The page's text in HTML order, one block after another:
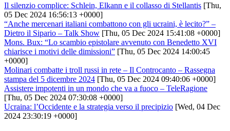
Il silenzio complice: Schlein, Elkann e il collasso di Stellantis [Thu,
05 Dec 2024 16:56:13 +0000]
“Anche mercenari italiani combattono con gli ucraini, è lecito?” –
Dietro il Sipario – Talk Show [Thu, 05 Dec 2024 15:41:08 +0000]
Mons. Bux: “Lo scambio epistolare avvenuto con Benedetto XVI
chiarisce i motivi delle dimissioni” [Thu, 05 Dec 2024 14:00:45
+0000]
Molinari combatte i troll russi in rete – Il Controcanto – Rassegna
stampa del 5 dicembre 2024 [Thu, 05 Dec 2024 09:40:06 +0000]
Assistere impotenti in un mondo che va a fuoco – TeleRagione
[Thu, 05 Dec 2024 07:30:08 +0000]
Ucraina: l’Occidente e la strategia verso il precipizio [Wed, 04 Dec
2024 23:30:19 +0000]